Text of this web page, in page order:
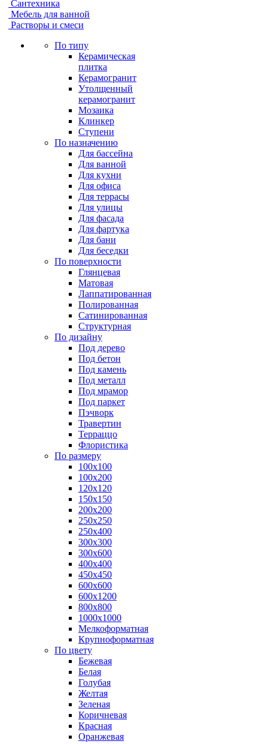
Сантехника
Мебель для ванной
Растворы и смеси
По типу
Керамическая
плитка
Керамогранит
Утолщенный
керамогранит
Мозаика
Клинкер
Ступени
По назначению
Для бассейна
Для ванной
Для кухни
Для офиса
Для террасы
Для улицы
Для фасада
Для фартука
Для бани
Для беседки
По поверхности
Глянцевая
Матовая
Лаппатированная
Полированная
Сатинированная
Структурная
По дизайну
Под дерево
Под бетон
Под камень
Под металл
Под мрамор
Под паркет
Пэчворк
Травертин
Терраццо
Флористика
По размеру
100х100
100х200
120х120
150х150
200х200
250х250
250х400
300х300
300х600
400х400
450х450
600х600
600х1200
800х800
1000х1000
Мелкоформатная
Крупноформатная
По цвету
Бежевая
Белая
Голубая
Желтая
Зеленая
Коричневая
Красная
Оранжевая